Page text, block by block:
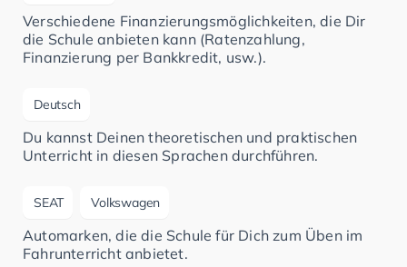
Verschiedene Finanzierungsmöglichkeiten, die Dir
die Schule anbieten kann (Ratenzahlung,
Finanzierung per Bankkredit, usw.).
Deutsch
Du kannst Deinen theoretischen und praktischen
Unterricht in diesen Sprachen durchführen.
SEAT Volkswagen
Automarken, die die Schule für Dich zum Üben im
Fahrunterricht anbietet.